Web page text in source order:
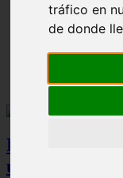
tráfico en
de donde
Reglas para
usado